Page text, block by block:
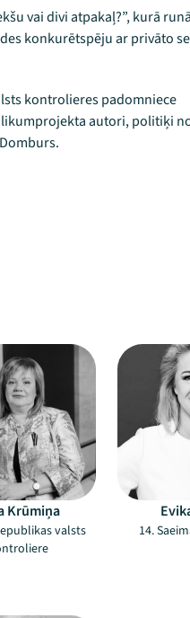
vai divi atpakaļ?”, kurā
konkurētspēju ar privāto
kontrolieres padomniece
autori, politiķi
Krūmiņa
valsts
14.